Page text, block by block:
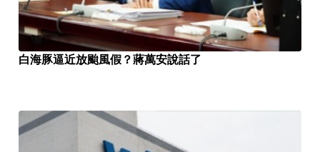
白海豚逼近放颱風假？蔣萬安說話了